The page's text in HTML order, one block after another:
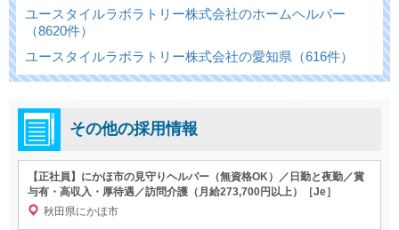
ユースタイルラボラトリー株式会社のホームヘルパー
（8620件）
ユースタイルラボラトリー株式会社の愛知県（616件）
その他の採用情報
【正社員】にかほ市の見守りヘルパー（無資格OK）／日勤と夜勤／賞
与有・高収入・厚待遇／訪問介護（月給273,700円以上）［Je］
秋田県にかほ市